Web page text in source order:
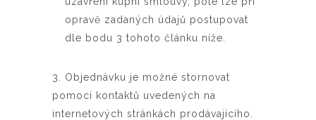
opravě zadaných údajů postupovat
dle bodu 3 tohoto článku níže.
3. Objednávku je možné stornovat
pomocí kontaktů uvedených na
internetových stránkách prodávajícího.